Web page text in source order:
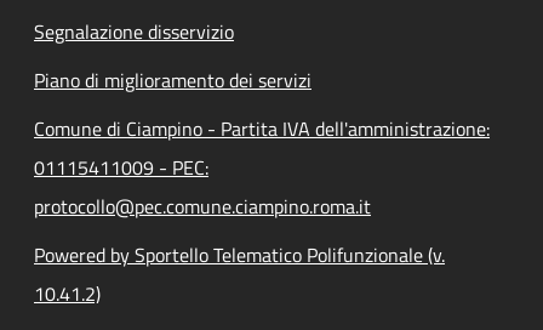
Segnalazione disservizio
Piano di miglioramento dei servizi
Comune di Ciampino - Partita IVA dell'amministrazione:
01115411009 - PEC:
protocollo@pec.comune.ciampino.roma.it
Powered by Sportello Telematico Polifunzionale (v.
10.41.2)